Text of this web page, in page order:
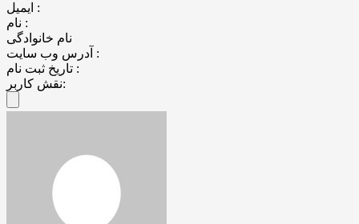
ایمیل :
نام :
نام خانوادگی
آدرس وب سایت :
تاریخ ثبت نام :
نقش کاربر: